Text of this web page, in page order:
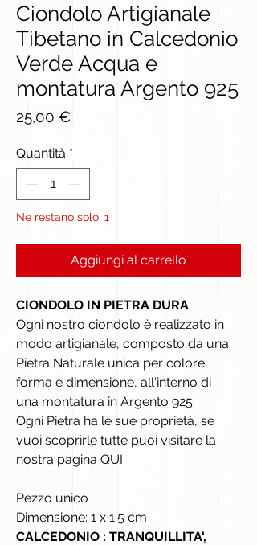
Ciondolo Artigianale
Tibetano in Calcedonio
Verde Acqua e
montatura Argento 925
25,00 €
Quantità *
Ne restano solo: 1
Aggiungi al carrello
CIONDOLO IN PIETRA DURA
Ogni nostro ciondolo è realizzato in
modo artigianale, composto da una
Pietra Naturale unica per colore,
forma e dimensione, all'interno di
una montatura in Argento 925.
Ogni Pietra ha le sue proprietà, se
vuoi scoprirle tutte puoi visitare la
nostra pagina QUI
Pezzo unico
Dimensione: 1 x 1.5 cm
CALCEDONIO : TRANQUILLITA',